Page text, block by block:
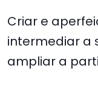
Criar e
intermediar a
ampliar a